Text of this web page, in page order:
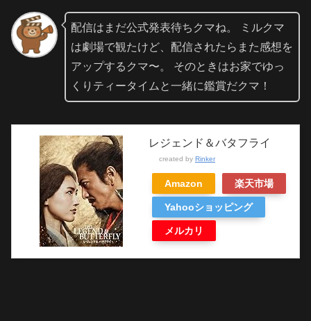
配信はまだ公式発表待ちクマね。 ミルクマ
は劇場で観たけど、配信されたらまた感想を
アップするクマ〜。 そのときはお家でゆっ
くりティータイムと一緒に鑑賞だクマ！
レジェンド＆バタフライ
created by Rinker
Amazon 楽天市場
Yahooショッピング
メルカリ